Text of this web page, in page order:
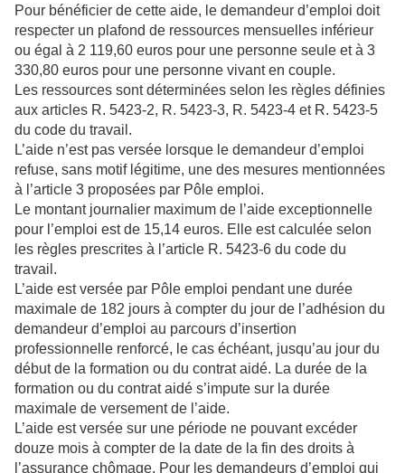
Pour bénéficier de cette aide, le demandeur d’emploi doit
respecter un plafond de ressources mensuelles inférieur
ou égal à 2 119,60 euros pour une personne seule et à 3
330,80 euros pour une personne vivant en couple.
Les ressources sont déterminées selon les règles définies
aux articles R. 5423-2, R. 5423-3, R. 5423-4 et R. 5423-5
du code du travail.
L’aide n’est pas versée lorsque le demandeur d’emploi
refuse, sans motif légitime, une des mesures mentionnées
à l’article 3 proposées par Pôle emploi.
Le montant journalier maximum de l’aide exceptionnelle
pour l’emploi est de 15,14 euros. Elle est calculée selon
les règles prescrites à l’article R. 5423-6 du code du
travail.
L’aide est versée par Pôle emploi pendant une durée
maximale de 182 jours à compter du jour de l’adhésion du
demandeur d’emploi au parcours d’insertion
professionnelle renforcé, le cas échéant, jusqu’au jour du
début de la formation ou du contrat aidé. La durée de la
formation ou du contrat aidé s’impute sur la durée
maximale de versement de l’aide.
L’aide est versée sur une période ne pouvant excéder
douze mois à compter de la date de la fin des droits à
l’assurance chômage. Pour les demandeurs d’emploi qui